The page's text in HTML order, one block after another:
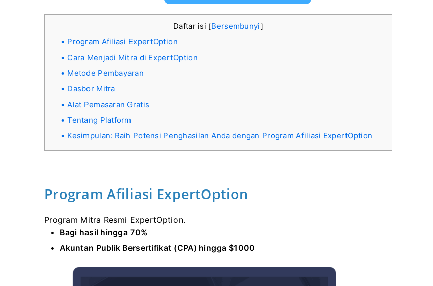
Daftar isi [Bersembunyi]
Program Afiliasi ExpertOption
Cara Menjadi Mitra di ExpertOption
Metode Pembayaran
Dasbor Mitra
Alat Pemasaran Gratis
Tentang Platform
Kesimpulan: Raih Potensi Penghasilan Anda dengan Program Afiliasi ExpertOption
Program Afiliasi ExpertOption
Program Mitra Resmi ExpertOption.
Bagi hasil hingga 70%
Akuntan Publik Bersertifikat (CPA) hingga $1000